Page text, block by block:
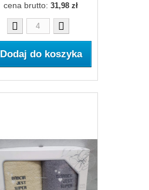
cena brutto: 31,98 zł
Dodaj do koszyka